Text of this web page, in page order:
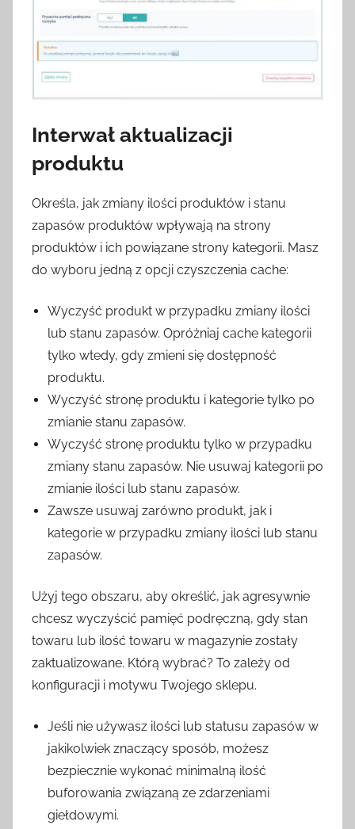
Interwał aktualizacji
produktu
Określa, jak zmiany ilości produktów i stanu
zapasów produktów wpływają na strony
produktów i ich powiązane strony kategorii. Masz
do wyboru jedną z opcji czyszczenia cache:
Wyczyść produkt w przypadku zmiany ilości
lub stanu zapasów. Opróżniaj cache kategorii
tylko wtedy, gdy zmieni się dostępność
produktu.
Wyczyść stronę produktu i kategorie tylko po
zmianie stanu zapasów.
Wyczyść stronę produktu tylko w przypadku
zmiany stanu zapasów. Nie usuwaj kategorii po
zmianie ilości lub stanu zapasów.
Zawsze usuwaj zarówno produkt, jak i
kategorie w przypadku zmiany ilości lub stanu
zapasów.
Użyj tego obszaru, aby określić, jak agresywnie
chcesz wyczyścić pamięć podręczną, gdy stan
towaru lub ilość towaru w magazynie zostały
zaktualizowane. Którą wybrać? To zależy od
konfiguracji i motywu Twojego sklepu.
Jeśli nie używasz ilości lub statusu zapasów w
jakikolwiek znaczący sposób, możesz
bezpiecznie wykonać minimalną ilość
buforowania związaną ze zdarzeniami
giełdowymi.